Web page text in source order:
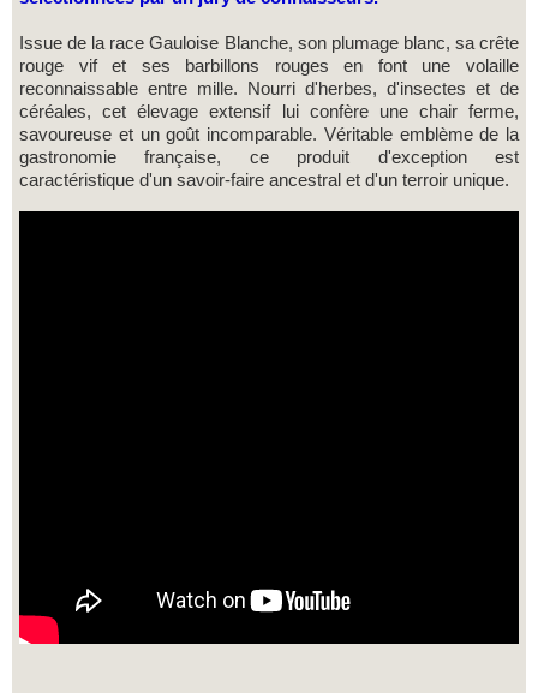
Issue de la race Gauloise Blanche, son plumage blanc, sa crête
rouge vif et ses barbillons rouges en font une volaille
reconnaissable entre mille. Nourri d'herbes, d'insectes et de
céréales, cet élevage extensif lui confère une chair ferme,
savoureuse et un goût incomparable. Véritable emblème de la
gastronomie française, ce produit d'exception est
caractéristique d'un savoir-faire ancestral et d'un terroir unique.